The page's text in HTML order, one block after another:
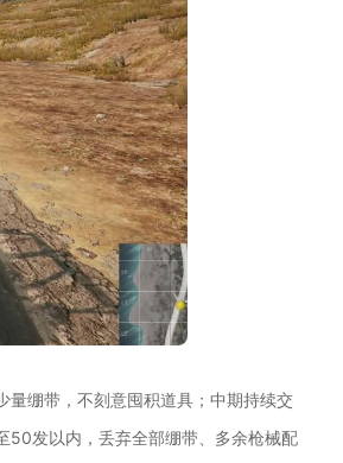
绷带，不刻意囤积道具；中期持续交
50发以内，丢弃全部绷带、多余枪械配